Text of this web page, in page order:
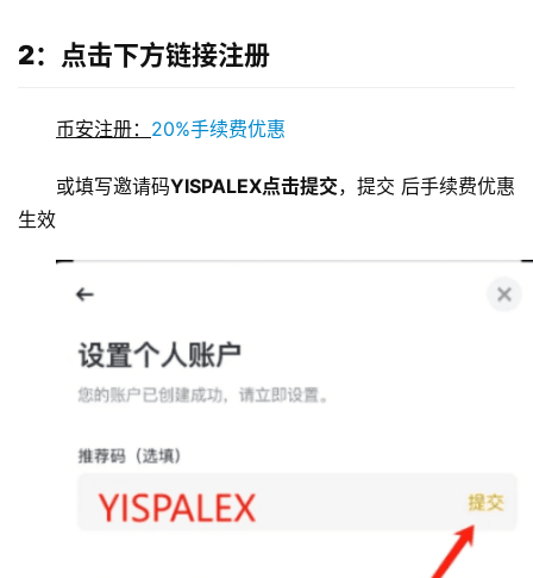
2：点击下方链接注册
币安注册： 20%手续费优惠
或填写邀请码YISPALEX点击提交，提交 后手续费优惠
生效